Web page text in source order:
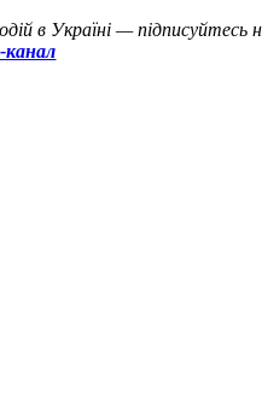
в Україні — підписуйтесь
канал